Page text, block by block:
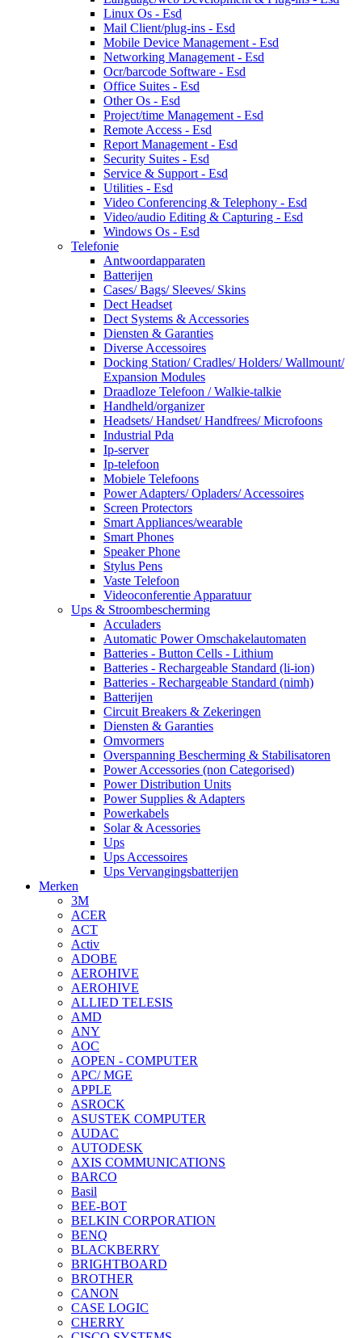
Linux Os - Esd
Mail Client/plug-ins - Esd
Mobile Device Management - Esd
Networking Management - Esd
Ocr/barcode Software - Esd
Office Suites - Esd
Other Os - Esd
Project/time Management - Esd
Remote Access - Esd
Report Management - Esd
Security Suites - Esd
Service & Support - Esd
Utilities - Esd
Video Conferencing & Telephony - Esd
Video/audio Editing & Capturing - Esd
Windows Os - Esd
Telefonie
Antwoordapparaten
Batterijen
Cases/ Bags/ Sleeves/ Skins
Dect Headset
Dect Systems & Accessories
Diensten & Garanties
Diverse Accessoires
Docking Station/ Cradles/ Holders/ Wallmount/
Expansion Modules
Draadloze Telefoon / Walkie-talkie
Handheld/organizer
Headsets/ Handset/ Handfrees/ Microfoons
Industrial Pda
Ip-server
Ip-telefoon
Mobiele Telefoons
Power Adapters/ Opladers/ Accessoires
Screen Protectors
Smart Appliances/wearable
Smart Phones
Speaker Phone
Stylus Pens
Vaste Telefoon
Videoconferentie Apparatuur
Ups & Stroombescherming
Acculaders
Automatic Power Omschakelautomaten
Batteries - Button Cells - Lithium
Batteries - Rechargeable Standard (li-ion)
Batteries - Rechargeable Standard (nimh)
Batterijen
Circuit Breakers & Zekeringen
Diensten & Garanties
Omvormers
Overspanning Bescherming & Stabilisatoren
Power Accessories (non Categorised)
Power Distribution Units
Power Supplies & Adapters
Powerkabels
Solar & Acessories
Ups
Ups Accessoires
Ups Vervangingsbatterijen
Merken
3M
ACER
ACT
Activ
ADOBE
AEROHIVE
AEROHIVE
ALLIED TELESIS
AMD
ANY
AOC
AOPEN - COMPUTER
APC/ MGE
APPLE
ASROCK
ASUSTEK COMPUTER
AUDAC
AUTODESK
AXIS COMMUNICATIONS
BARCO
Basil
BEE-BOT
BELKIN CORPORATION
BENQ
BLACKBERRY
BRIGHTBOARD
BROTHER
CANON
CASE LOGIC
CHERRY